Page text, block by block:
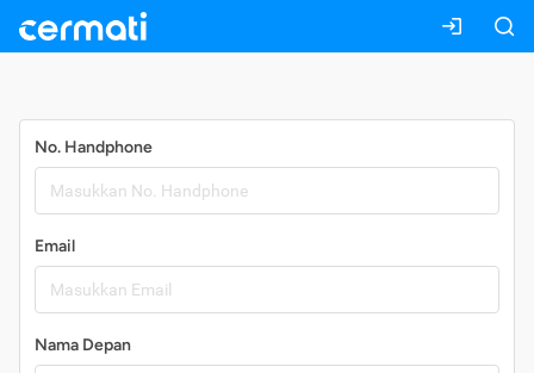
No. Handphone
Email
Nama Depan